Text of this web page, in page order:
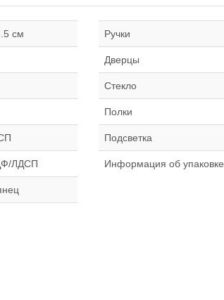
см
ЛДСП
Ручки
Дверцы
Стекло
Полки
Подсветка
Информация об упаковке